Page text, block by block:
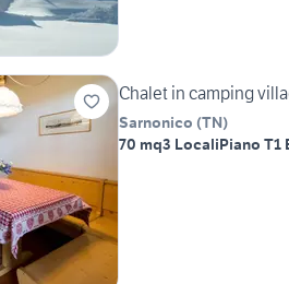
Chalet in camping
Sarnonico (TN)
70 mq3 LocaliPiano T1